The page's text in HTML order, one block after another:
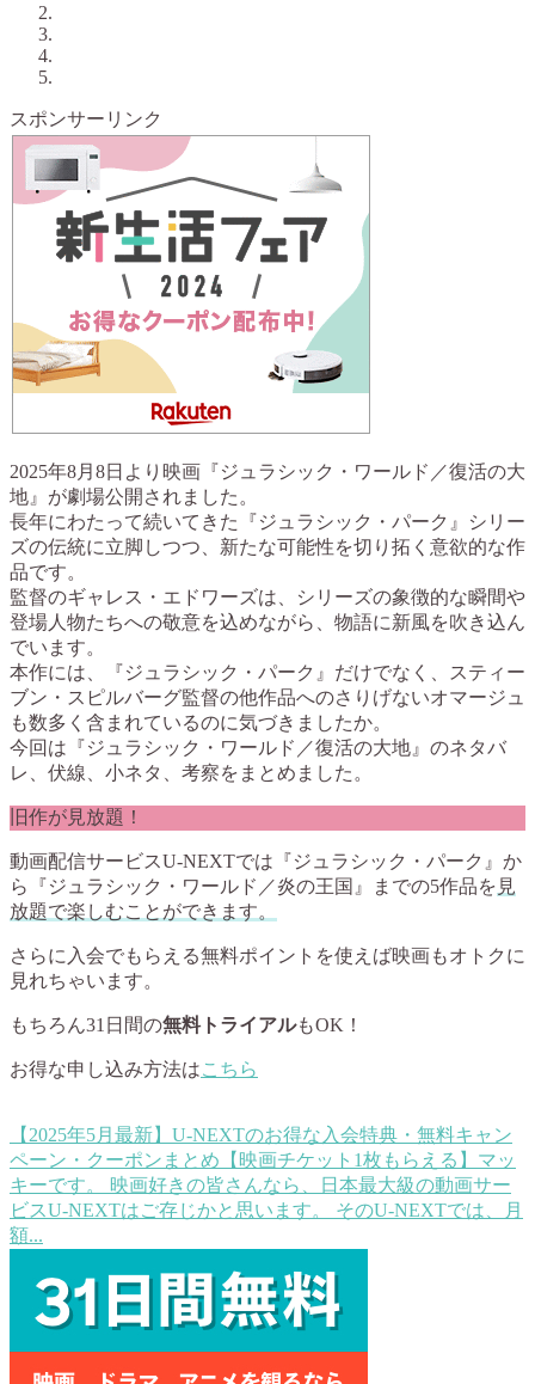
スポンサーリンク
2025年8月8日より映画『ジュラシック・ワールド／復活の大
地』が劇場公開されました。
長年にわたって続いてきた『ジュラシック・パーク』シリー
ズの伝統に立脚しつつ、新たな可能性を切り拓く意欲的な作
品です。
監督のギャレス・エドワーズは、シリーズの象徴的な瞬間や
登場人物たちへの敬意を込めながら、物語に新風を吹き込ん
でいます。
本作には、『ジュラシック・パーク』だけでなく、スティー
ブン・スピルバーグ監督の他作品へのさりげないオマージュ
も数多く含まれているのに気づきましたか。
今回は『ジュラシック・ワールド／復活の大地』のネタバ
レ、伏線、小ネタ、考察をまとめました。
旧作が見放題！
動画配信サービスU-NEXTでは『ジュラシック・パーク』か
ら『ジュラシック・ワールド／炎の王国』までの5作品を 見
放題で楽しむことができます。
さらに入会でもらえる無料ポイントを使えば映画もオトクに
見れちゃいます。
もちろん31日間の無料トライアルもOK！
お得な申し込み方法はこちら
【2025年5月最新】U-NEXTのお得な入会特典・無料キャン
ペーン・クーポンまとめ【映画チケット1枚もらえる】 マッ
キーです。 映画好きの皆さんなら、日本最大級の動画サー
ビスU-NEXTはご存じかと思います。 そのU-NEXTでは、月
額...